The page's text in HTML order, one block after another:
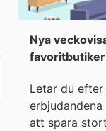
Nya
Letar du
att spara